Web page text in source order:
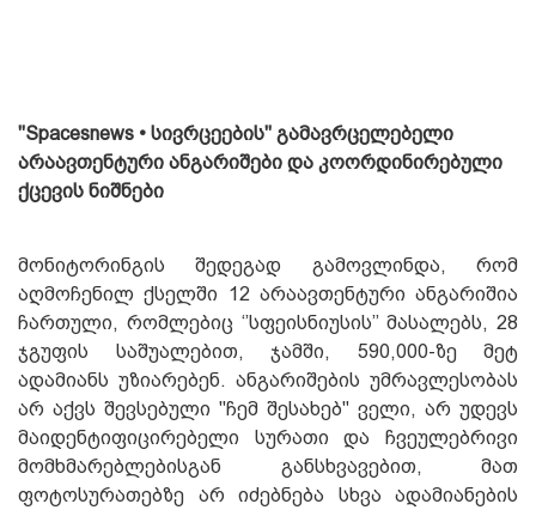
"Spacesnews • სივრცეების" გამავრცელებელი
არაავთენტური ანგარიშები და კოორდინირებული
ქცევის ნიშნები
მონიტორინგის შედეგად გამოვლინდა, რომ
აღმოჩენილ ქსელში 12 არაავთენტური ანგარიშია
ჩართული, რომლებიც ‘’სფეისნიუსის’’ მასალებს, 28
ჯგუფის საშუალებით, ჯამში, 590,000-ზე მეტ
ადამიანს უზიარებენ. ანგარიშების უმრავლესობას
არ აქვს შევსებული "ჩემ შესახებ" ველი, არ უდევს
მაიდენტიფიცირებელი სურათი და ჩვეულებრივი
მომხმარებლებისგან განსხვავებით, მათ
ფოტოსურათებზე არ იძებნება სხვა ადამიანების